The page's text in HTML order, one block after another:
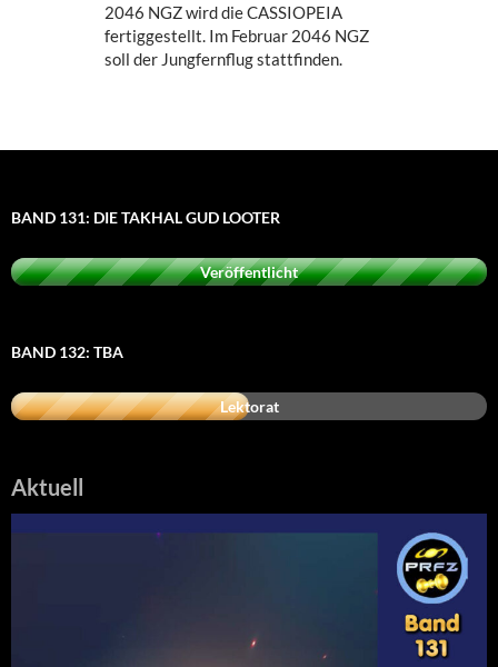
2046 NGZ wird die CASSIOPEIA
fertiggestellt. Im Februar 2046 NGZ
soll der Jungfernflug stattfinden.
BAND 131: DIE TAKHAL GUD LOOTER
Veröffentlicht
BAND 132: TBA
Lektorat
Aktuell